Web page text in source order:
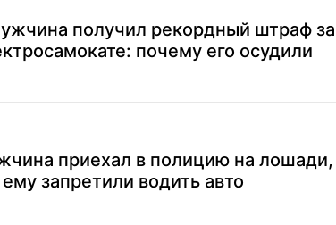
получил рекордный штраф за
почему его осудили
приехал в полицию на лошади,
запретили водить авто